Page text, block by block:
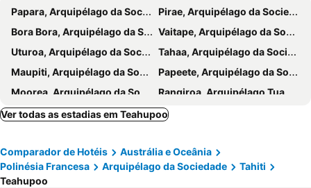
Papara, Arquipélago da Sociedade Hotéis
Pirae, Arquipélago da Sociedade Hotéis
Bora Bora, Arquipélago da Sociedade Hotéis
Vaitape, Arquipélago da Sociedade Hotéis
Uturoa, Arquipélago da Sociedade Hotéis
Tahaa, Arquipélago da Sociedade Hotéis
Maupiti, Arquipélago da Sociedade Hotéis
Papeete, Arquipélago da Sociedade Hotéis
Moorea, Arquipélago da Sociedade Hotéis
Rangiroa, Arquipélago Tuamotu Hotéis
Afaahiti, Arquipélago da Sociedade Hotéis
Punaauia, Arquipélago da Sociedade Hotéis
Fare, Arquipélago da Sociedade Hotéis
Ver todas as estadias em Teahupoo
Comparador de Hotéis
Austrália e Oceânia
Polinésia Francesa
Arquipélago da Sociedade
Tahiti
Teahupoo